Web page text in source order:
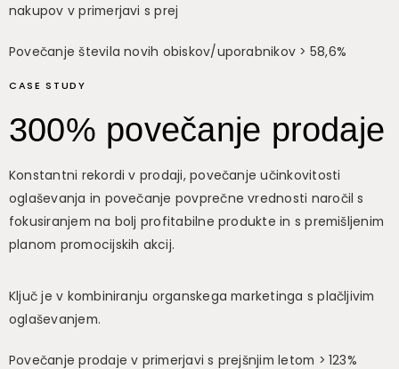
nakupov v primerjavi s prej
Povečanje števila novih obiskov/uporabnikov > 58,6%
CASE STUDY
300% povečanje prodaje
Konstantni rekordi v prodaji, povečanje učinkovitosti
oglaševanja in povečanje povprečne vrednosti naročil s
fokusiranjem na bolj profitabilne produkte in s premišljenim
planom promocijskih akcij.
Ključ je v kombiniranju organskega marketinga s plačljivim
oglaševanjem.
Povečanje prodaje v primerjavi s prejšnjim letom > 123%